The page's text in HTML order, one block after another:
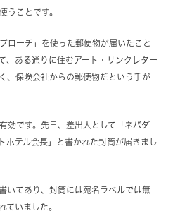
うことです。
ローチ」を使った郵便物が届いたこと
、ある通りに住むアート・リンクレター
、保険会社からの郵便物だという手が
効です。先日、差出人として「ネバダ
ホテル会長」と書かれた封筒が届きまし
いてあり、封筒には宛名ラベルでは無
ていました。